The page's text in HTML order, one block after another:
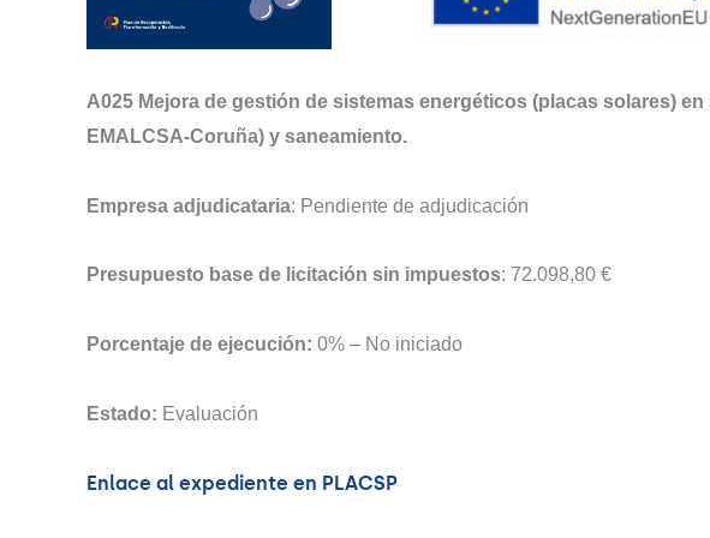
A025 Mejora de gestión de sistemas energéticos (placas solares)
EMALCSA-Coruña) y saneamiento.
Empresa adjudicataria: Pendiente de adjudicación
Presupuesto base de licitación sin impuestos: 72.098,80 €
Porcentaje de ejecución: 0% – No iniciado
Estado: Evaluación
Enlace al expediente en PLACSP